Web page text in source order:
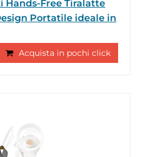
Hands-Free Tiralatte
Portatile ideale in
Acquista in pochi click